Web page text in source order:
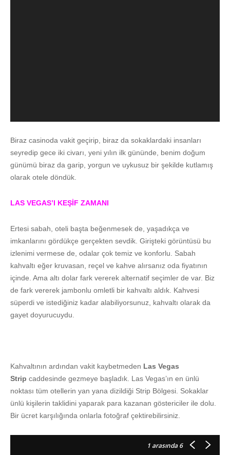
Biraz casinoda vakit geçirip, biraz da sokaklardaki insanları
seyredip gece iki civarı, yeni yılın ilk gününde, benim doğum
günümü biraz da garip, yorgun ve uykusuz bir şekilde kutlamış
olarak otele döndük.
LAS VEGAS’I KEŞİF ZAMANI
Ertesi sabah, oteli başta beğenmesek de, yaşadıkça ve
imkanlarını gördükçe gerçekten sevdik. Girişteki görüntüsü bu
izlenimi vermese de, odalar çok temiz ve konforlu. Sabah
kahvaltı eğer kruvasan, reçel ve kahve alırsanız oda fiyatının
içinde. Ama altı dolar fark vererek alternatif seçimler de var. Biz
de fark vererek jambonlu omletli bir kahvaltı aldık. Kahvesi
süperdi ve istediğiniz kadar alabiliyorsunuz, kahvaltı olarak da
gayet doyurucuydu.
Kahvaltının ardından vakit kaybetmeden Las Vegas
Strip caddesinde gezmeye başladık. Las Vegas’ın en ünlü
noktası tüm otellerin yan yana dizildiği Strip Bölgesi. Sokaklar
ünlü kişilerin taklidini yaparak para kazanan göstericiler ile dolu.
Bir ücret karşılığında onlarla fotoğraf çektirebilirsiniz.
1 arasında 6